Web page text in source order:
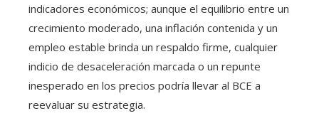
indicadores económicos; aunque el equilibrio entre un
crecimiento moderado, una inflación contenida y un
empleo estable brinda un respaldo firme, cualquier
indicio de desaceleración marcada o un repunte
inesperado en los precios podría llevar al BCE a
reevaluar su estrategia.